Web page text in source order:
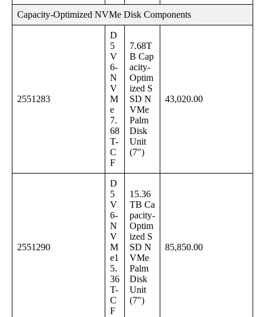
Capacity-Optimized NVMe Disk Components
2551283
D
5
V
6-
N
V
M
e
7.
68
T-
C
F
7.68T
B Cap
acity-
Optim
ized S
SD N
VMe
Palm
Disk
Unit
(7")
43,020.00
2551290
D
5
V
6-
N
V
M
e1
5.
36
T-
C
F
15.36
TB Ca
pacity-
Optim
ized S
SD N
VMe
Palm
Disk
Unit
(7")
85,850.00